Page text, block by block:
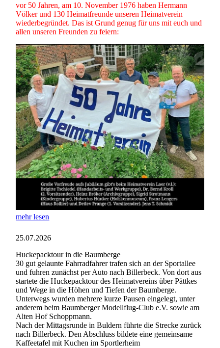
vor 50 Jahren, am 10. November 1976 haben Hermann
Völker und 130 Heimatfreunde unseren Heimatverein
wiederbegründet. Das ist Grund genug für uns mit euch und
allen unseren Freunden zu feiern:
mehr lesen
25.07.2026
Huckepacktour in die Baumberge
30 gut gelaunte Fahrradfahrer trafen sich an der Sportallee
und fuhren zunächst per Auto nach Billerbeck. Von dort aus
startete die Huckepacktour des Heimatvereins über Pättkes
und Wege in die Höhen und Tiefen der Baumberge.
Unterwegs wurden mehrere kurze Pausen eingelegt, unter
anderem beim Baumberger Modellflug-Club e.V. sowie am
Alten Hof Schoppmann.
Nach der Mittagsrunde in Buldern führte die Strecke zurück
nach Billerbeck. Den Abschluss bildete eine gemeinsame
Kaffeetafel mit Kuchen im Sportlerheim